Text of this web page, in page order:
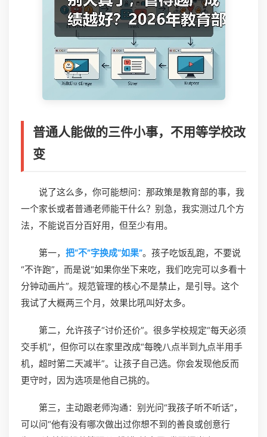
普通人能做的三件小事，不用等学校改
变
说了这么多，你可能想问：那政策是教育部的事，我
一个家长或者普通老师能干什么？别急，我实测过几个方
法，不能说百分百好用，但至少有用。
第一， 把“不”字换成“如果”。孩子吃饭乱跑，不要说
“不许跑”，而是说“如果你坐下来吃，我们吃完可以多看十
分钟动画片”。规范管理的核心不是禁止，是引导。这个
我试了大概两三个月，效果比吼叫好太多。
第二，允许孩子“讨价还价”。很多学校规定“每天必须
交手机”，但你可以在家里改成“每晚八点半到九点半用手
机，超时第二天减半”。让孩子自己选。你会发现他反而
更守时，因为选项是他自己挑的。
第三，主动跟老师沟通：别光问“我孩子听不听话”，
可以问“他有没有哪次做出过你想不到的善良或创意行